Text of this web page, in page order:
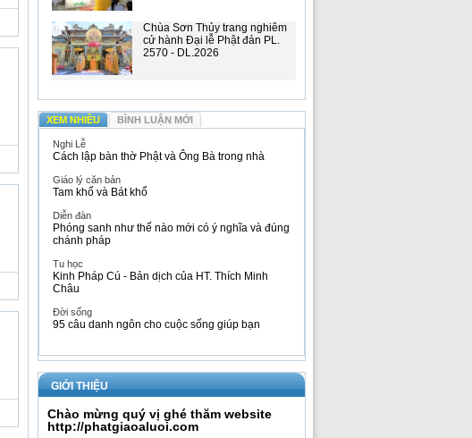
Chùa Sơn Thủy trang nghiêm
cử hành Đại lễ Phật đản PL.
2570 - DL.2026
XEM NHIỀU BÌNH LUẬN MỚI
Nghi Lễ
Cách lập bàn thờ Phật và Ông Bà trong nhà
Giáo lý căn bản
Tam khổ và Bát khổ
Diễn đàn
Phóng sanh như thế nào mới có ý nghĩa và đúng
chánh pháp
Tu học
Kinh Pháp Cú - Bản dịch của HT. Thích Minh
Châu
Đời sống
95 câu danh ngôn cho cuộc sống giúp bạn
GIỚI THIỆU
Chào mừng quý vị ghé thăm website
http://phatgiaoaluoi.com